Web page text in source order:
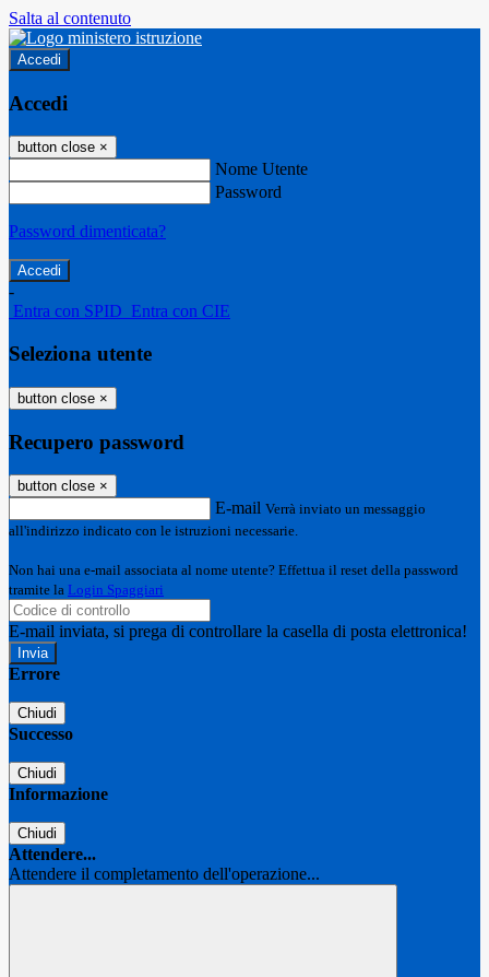
Salta al contenuto
Accedi
Accedi
button close ×
Nome Utente
Password
Password dimenticata?
-
Entra con SPID Entra con CIE
Seleziona utente
button close ×
Recupero password
button close ×
E-mail Verrà inviato un messaggio
all'indirizzo indicato con le istruzioni necessarie.
Non hai una e-mail associata al nome utente? Effettua il reset della password
tramite la Login Spaggiari
E-mail inviata, si prega di controllare la casella di posta elettronica!
Errore
Chiudi
Successo
Chiudi
Informazione
Chiudi
Attendere...
Attendere il completamento dell'operazione...